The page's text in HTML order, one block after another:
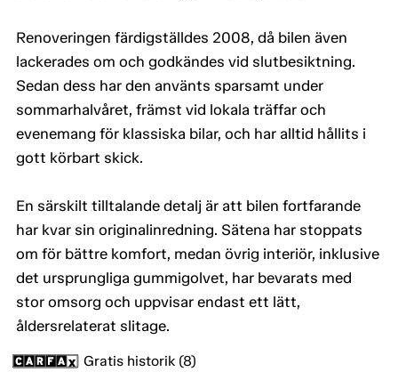
Renoveringen färdigställdes 2008, då bilen även
lackerades om och godkändes vid slutbesiktning.
Sedan dess har den använts sparsamt under
sommarhalvåret, främst vid lokala träffar och
evenemang för klassiska bilar, och har alltid hållits i
gott körbart skick.
En särskilt tilltalande detalj är att bilen fortfarande
har kvar sin originalinredning. Sätena har stoppats
om för bättre komfort, medan övrig interiör, inklusive
det ursprungliga gummigolvet, har bevarats med
stor omsorg och uppvisar endast ett lätt,
åldersrelaterat slitage.
Gratis historik (8)